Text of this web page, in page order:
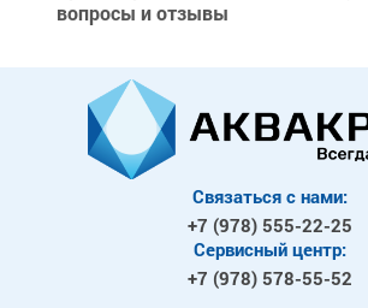
вопросы и отзывы
Связаться с нами:
+7 (978) 555-22-25
Сервисный центр:
+7 (978) 578-55-52